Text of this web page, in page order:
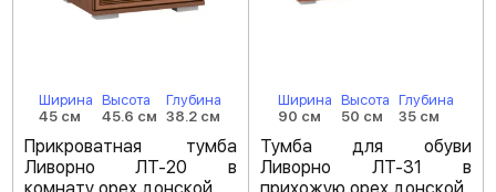
Ширина
45 см
Высота
45.6 см
Глубина
38.2 см
Прикроватная тумба
Ливорно ЛТ-20 в
Ширина
90 см
Высота
50 см
Глубина
35 см
Тумба для обуви
Ливорно ЛТ-31 в